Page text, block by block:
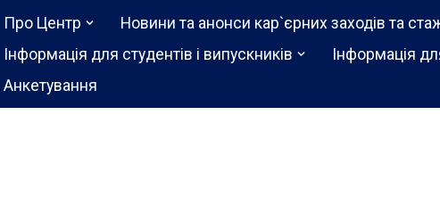
Про Центр Новини та анонси кар`єрних заходів та
Інформація для студентів і випускників
Інформація
Анкетування